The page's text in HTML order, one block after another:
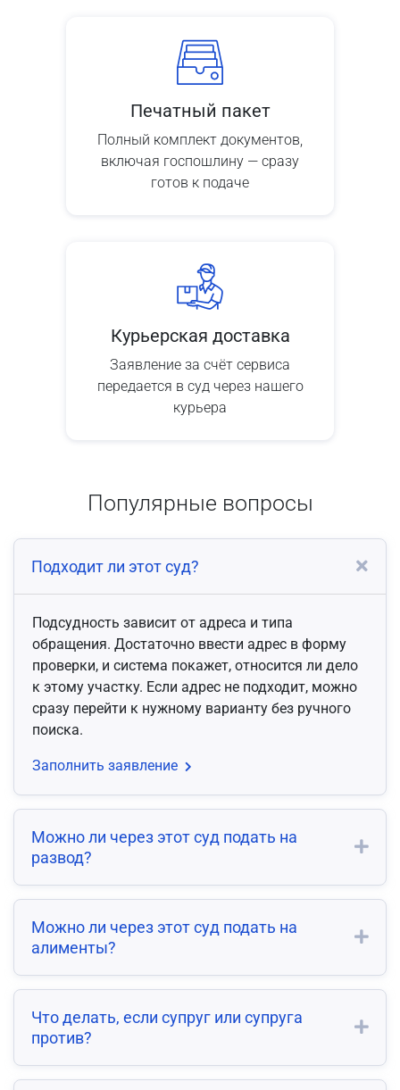
Печатный пакет
Полный комплект документов,
включая госпошлину — сразу
готов к подаче
Курьерская доставка
Заявление за счёт сервиса
передается в суд через нашего
курьера
Популярные вопросы
Подходит ли этот суд?
Подсудность зависит от адреса и типа
обращения. Достаточно ввести адрес в форму
проверки, и система покажет, относится ли дело
к этому участку. Если адрес не подходит, можно
сразу перейти к нужному варианту без ручного
поиска.
Заполнить заявление
Можно ли через этот суд подать на
развод?
Можно ли через этот суд подать на
алименты?
Что делать, если супруг или супруга
против?